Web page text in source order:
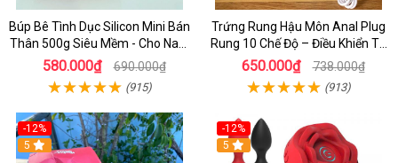
Búp Bê Tình Dục Silicon Mini Bán
Thân 500g Siêu Mềm - Cho Nam
Thủ Dâm Tự Sướng
580.000₫ 690.000₫
(915)
Trứng Rung Hậu Môn Anal Plug
Rung 10 Chế Độ – Điều Khiển Từ
Xa, We Love
650.000₫ 738.000₫
(913)
-12%
5
-12%
5